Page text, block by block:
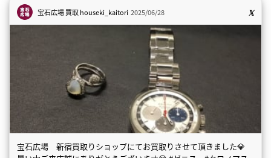
宝石広場 買取houseki_kaitori 2025/06/28
宝石広場 新宿買取りショップにてお買取りさせて頂きました💎